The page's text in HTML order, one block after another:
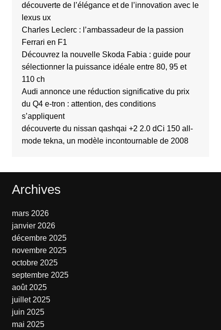
découverte de l’élégance et de l’innovation avec le
lexus ux
Charles Leclerc : l’ambassadeur de la passion
Ferrari en F1
Découvrez la nouvelle Skoda Fabia : guide pour
sélectionner la puissance idéale entre 80, 95 et
110 ch
Audi annonce une réduction significative du prix
du Q4 e-tron : attention, des conditions
s’appliquent
découverte du nissan qashqai +2 2.0 dCi 150 all-
mode tekna, un modèle incontournable de 2008
Archives
mars 2026
janvier 2026
décembre 2025
novembre 2025
octobre 2025
septembre 2025
août 2025
juillet 2025
juin 2025
mai 2025